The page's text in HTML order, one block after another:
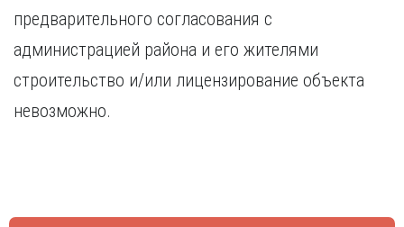
предварительного согласования с
администрацией района и его жителями
строительство и/или лицензирование объекта
невозможно.